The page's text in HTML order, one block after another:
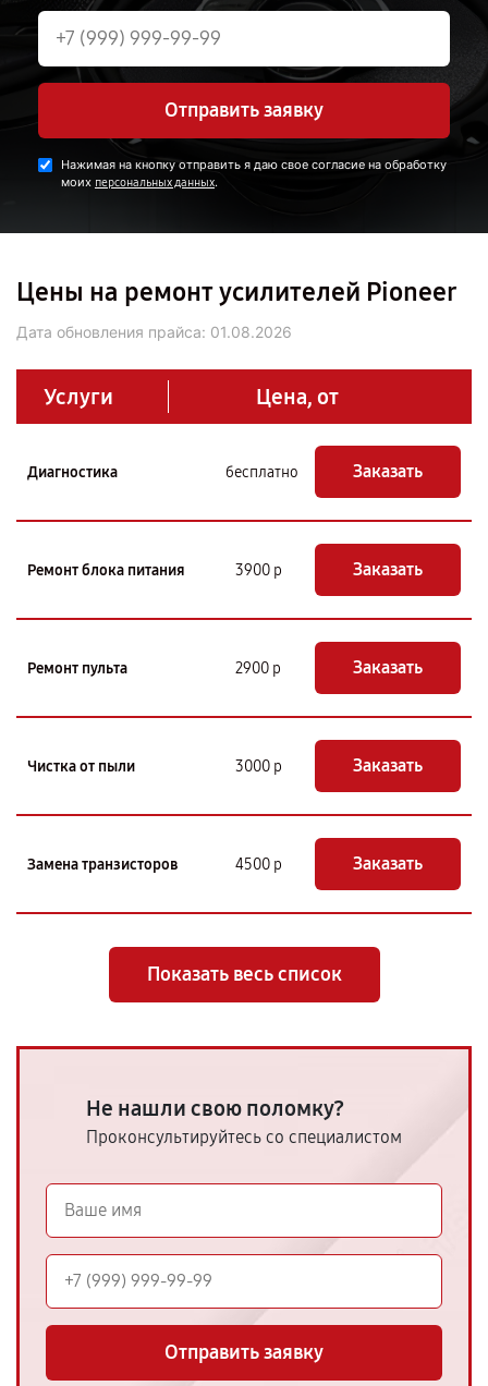
Отправить заявку
Нажимая на кнопку отправить я даю свое согласие на обработку
моих персональных данных.
Цены на ремонт усилителей Pioneer
Дата обновления прайса: 01.08.2026
Услуги Цена, от
Диагностика бесплатно Заказать
Ремонт блока питания 3900 р Заказать
Ремонт пульта 2900 р Заказать
Чистка от пыли 3000 р Заказать
Замена транзисторов 4500 р Заказать
Показать весь список
Не нашли свою поломку?
Проконсультируйтесь со специалистом
Отправить заявку